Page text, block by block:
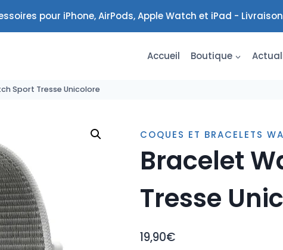
pour iPhone, AirPods, Apple Watch et iPad -
Accueil Boutique
Sport Tresse Unicolore
COQUES ET BRACELETS
Bracelet
Tresse
19,90€